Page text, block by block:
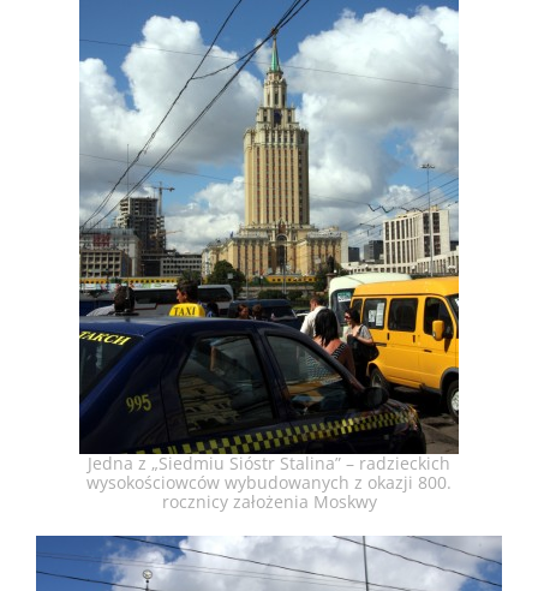
Jedna z „Siedmiu Sióstr Stalina” – radzieckich
wysokościowców wybudowanych z okazji 800.
rocznicy założenia Moskwy